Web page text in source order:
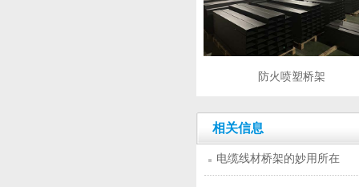
防火喷塑桥架
相关信息
电缆线材桥架的妙用所在